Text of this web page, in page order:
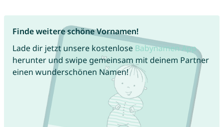
Finde weitere schöne Vornamen!
Lade dir jetzt unsere kostenlose Babynamen App
herunter und swipe gemeinsam mit deinem Partner
einen wunderschönen Namen!